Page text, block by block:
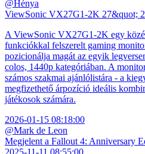
@Hénya
ViewSonic VX27G1-2K 27&quot;
A ViewSonic VX27G1-2K egy
funkciókkal felszerelt gaming
pozicionálja magát az egyik
colos, 1440p kategóriában. A
számos szakmai ajánlólistára - a
megfizethető árpozíció ideális
játékosok számára.
2026-01-15 08:18:00
@Mark de Leon
Megjelent a Fallout 4: Anniversary
2025-11-11 08:55:00